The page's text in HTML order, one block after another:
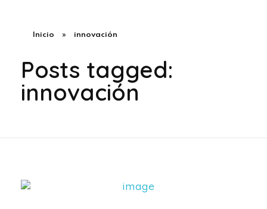
Inicio » innovación
Posts tagged:
innovación